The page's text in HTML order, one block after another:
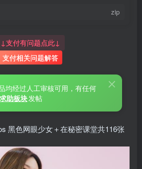
zip
↓支付有问题点此↓
支付相关问题解答
均经过人工审核可用，有任何
助板块发帖
黑色网眼少女＋在秘密课堂共116张